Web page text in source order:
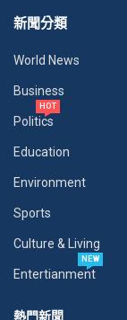
新聞分類
World News
Business
Politics
HOT
Education
Environment
Sports
Culture & Living
Entertianment
NEW
熱門新聞